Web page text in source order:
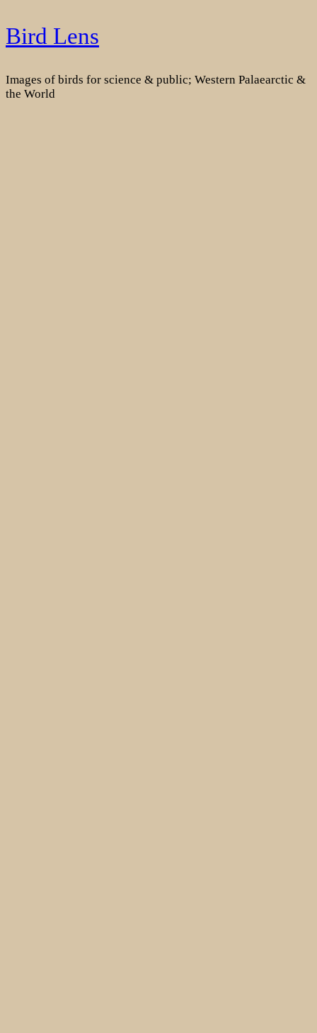
Skip
to
Bird Lens
Images of birds for science & public; Western Palaearctic &
the World